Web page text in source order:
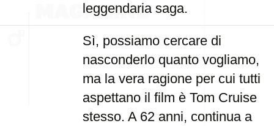
leggendaria saga.
Sì, possiamo cercare di
nasconderlo quanto vogliamo,
ma la vera ragione per cui tutti
aspettano il film è Tom Cruise
stesso. A 62 anni, continua a